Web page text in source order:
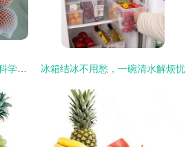
冰箱结冰不用愁，一碗清水解烦忧